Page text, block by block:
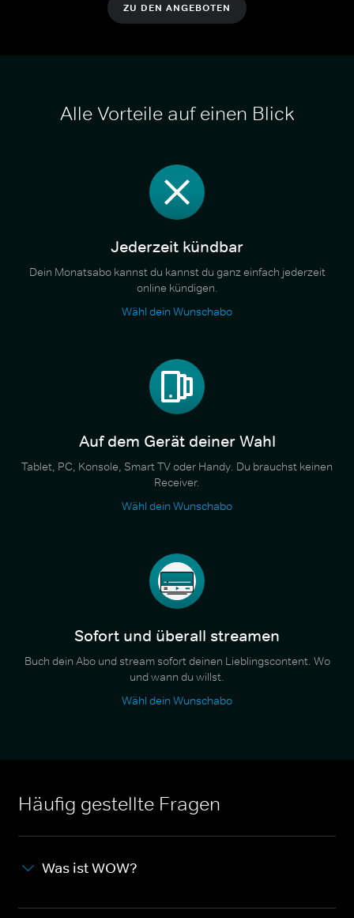
ZU DEN ANGEBOTEN
Alle Vorteile auf einen Blick
Jederzeit kündbar
Dein Monatsabo kannst du kannst du ganz einfach jederzeit
online kündigen.
Wähl dein Wunschabo
Auf dem Gerät deiner Wahl
Tablet, PC, Konsole, Smart TV oder Handy. Du brauchst keinen
Receiver.
Wähl dein Wunschabo
Sofort und überall streamen
Buch dein Abo und stream sofort deinen Lieblingscontent. Wo
und wann du willst.
Wähl dein Wunschabo
Häufig gestellte Fragen
Was ist WOW?